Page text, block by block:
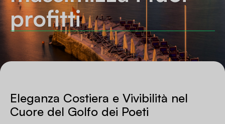
profitti
Eleganza Costiera e Vivibilità nel
Cuore del Golfo dei Poeti